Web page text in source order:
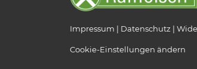
Impressum Datenschutz
Cookie-Einstellungen ändern